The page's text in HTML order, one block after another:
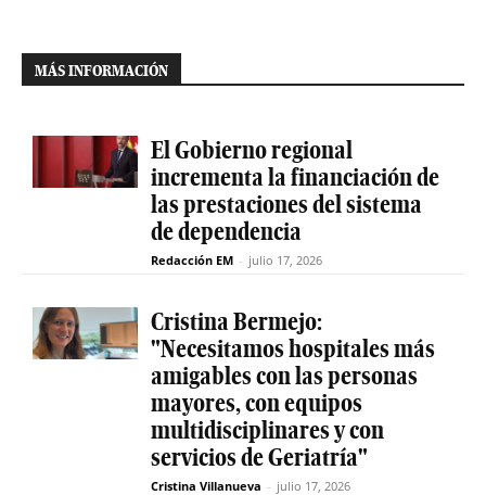
MÁS INFORMACIÓN
El Gobierno regional
incrementa la financiación de
las prestaciones del sistema
de dependencia
Redacción EM - julio 17, 2026
Cristina Bermejo:
"Necesitamos hospitales más
amigables con las personas
mayores, con equipos
multidisciplinares y con
servicios de Geriatría"
Cristina Villanueva - julio 17, 2026